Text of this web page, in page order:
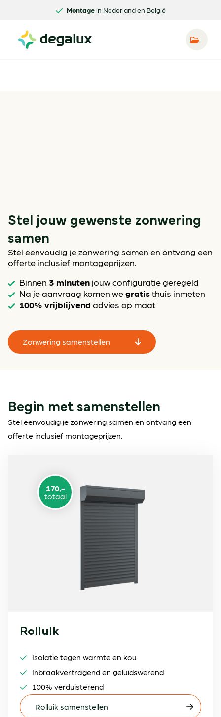
Montagein Nederland en België
Stel jouw gewenste zonwering
samen
Stel eenvoudig je zonwering samen en ontvang een
offerte inclusief montageprijzen.
Binnen 3 minuten jouw configuratie geregeld
Na je aanvraag komen wegratisthuis inmeten
100% vrijblijvend advies op maat
Zonwering samenstellen
Begin met samenstellen
Stel eenvoudig je zonwering samen en ontvang een
offerte inclusief montageprijzen.
totaal
170,-
Rolluik
Isolatie tegen warmte en kou
Inbraakvertragend en geluidswerend
100% verduisterend
Rolluik samenstellen